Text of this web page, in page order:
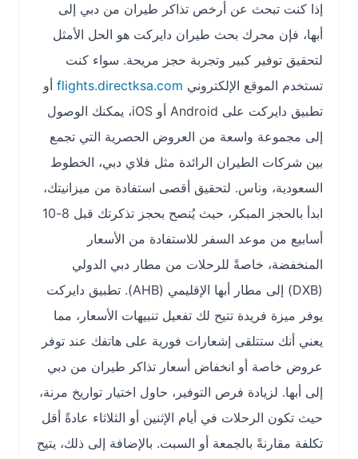
إذا كنت تبحث عن أرخص تذاكر طيران من دبي إلى
أبها، فإن محرك بحث طيران دايركت هو الحل الأمثل
لتحقيق توفير كبير وتجربة حجز مريحة. سواء كنت
تستخدم الموقع الإلكترونيflights.directksa.comأو
تطبيق دايركت على Android أو iOS، يمكنك الوصول
إلى مجموعة واسعة من العروض الحصرية التي تجمع
بين شركات الطيران الرائدة مثل فلاي دبي، الخطوط
السعودية، وناس. لتحقيق أقصى استفادة من ميزانيتك،
ابدأ بالحجز المبكر، حيث يُنصح بحجز تذكرتك قبل 8-10
أسابيع من موعد السفر للاستفادة من الأسعار
المنخفضة، خاصةً للرحلات من مطار دبي الدولي
(DXB) إلى مطار أبها الإقليمي (AHB). تطبيق دايركت
يوفر ميزة فريدة تتيح لك تفعيل تنبيهات الأسعار، مما
يعني أنك ستتلقى إشعارات فورية على هاتفك عند توفر
عروض خاصة أو انخفاض أسعار تذاكر طيران من دبي
إلى أبها. لزيادة فرص التوفير، حاول اختيار تواريخ مرنة،
حيث تكون الرحلات في أيام الإثنين أو الثلاثاء عادةً أقل
تكلفة مقارنةً بالجمعة أو السبت. بالإضافة إلى ذلك، يتيح